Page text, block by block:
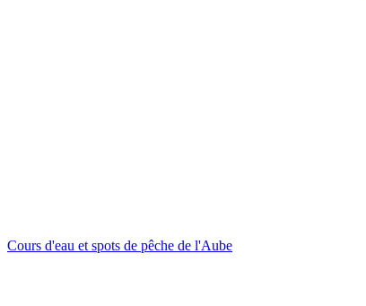
Cours d'eau et spots de pêche de l'Aube